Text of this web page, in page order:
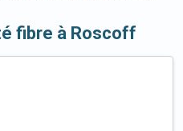
fibre à Roscoff